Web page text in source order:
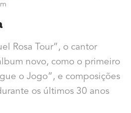
Rosa Tour”, o cantor
novo, como o primeiro
o Jogo”, e composições
os últimos 30 anos